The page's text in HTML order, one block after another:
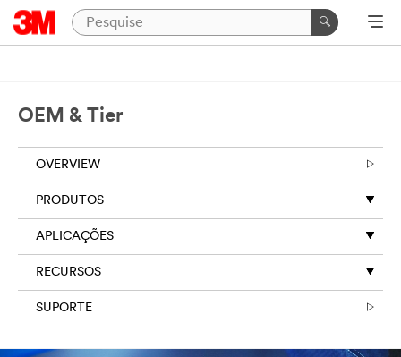
OEM & Tier
OVERVIEW
PRODUTOS
APLICAÇÕES
RECURSOS
SUPORTE